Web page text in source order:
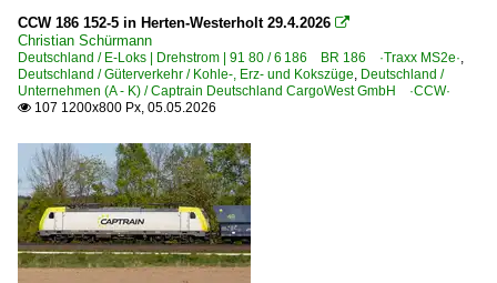
CCW 186 152-5 in Herten-Westerholt 29.4.2026 
Christian Schürmann
Deutschland / E-Loks | Drehstrom | 91 80 / 6 186 BR 186 ·Traxx MS2e·,
Deutschland / Güterverkehr / Kohle-, Erz- und Kokszüge, Deutschland /
Unternehmen (A - K) / Captrain Deutschland CargoWest GmbH ·CCW·
 107 1200x800 Px, 05.05.2026